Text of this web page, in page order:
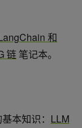
和
链 笔记本。
本知识： LLM